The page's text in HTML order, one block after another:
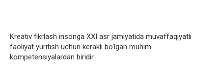
Kreativ fikrlash insonga XXI asr jamiyatida muvaffaqiyatli
faoliyat yuritish uchun kerakli bo‘lgan muhim
kompetensiyalardan biridir.